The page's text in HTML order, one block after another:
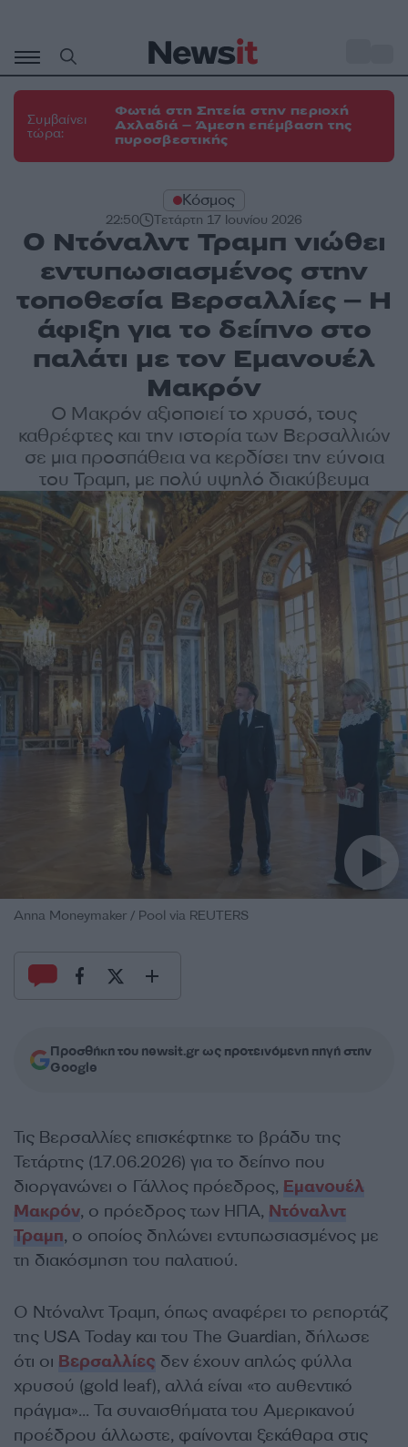
περιεχόμενο
Συμβαίνει
τώρα:
Φωτιά στη Σητεία στην περιοχή
Αχλαδιά – Άμεση επέμβαση της
πυροσβεστικής
Κόσμος
22:50 Τετάρτη 17 Ιουνίου 2026
Ο Ντόναλντ Τραμπ νιώθει
εντυπωσιασμένος στην
τοποθεσία Βερσαλλίες – Η
άφιξη για το δείπνο στο
παλάτι με τον Εμανουέλ
Μακρόν
Ο Μακρόν αξιοποιεί το χρυσό, τους
καθρέφτες και την ιστορία των Βερσαλλιών
σε μια προσπάθεια να κερδίσει την εύνοια
του Τραμπ, με πολύ υψηλό διακύβευμα
Anna Moneymaker / Pool via REUTERS
Προσθήκη του newsit.gr ως προτεινόμενη πηγή στην
Google
Τις Βερσαλλίες επισκέφτηκε το βράδυ της
Τετάρτης (17.06.2026) για το δείπνο που
διοργανώνει ο Γάλλος πρόεδρος, Εμανουέλ
Μακρόν, ο πρόεδρος των ΗΠΑ, Ντόναλντ
Τραμπ, ο οποίος δηλώνει εντυπωσιασμένος με
τη διακόσμηση του παλατιού.
Ο Ντόναλντ Τραμπ, όπως αναφέρει το ρεπορτάζ
της USA Today και του The Guardian, δήλωσε
ότι οι Βερσαλλίες δεν έχουν απλώς φύλλα
χρυσού (gold leaf), αλλά είναι «το αυθεντικό
πράγμα»… Τα συναισθήματα του Αμερικανού
προέδρου άλλωστε, φαίνονται ξεκάθαρα στις